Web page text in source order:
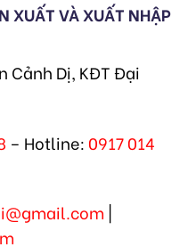
XUẤT VÀ XUẤT NHẬP
Cảnh Dị, KĐT Đại
– Hotline: 0917 014